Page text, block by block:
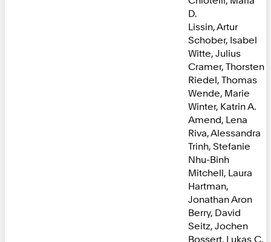
D.
Lissin, Artur
Schober, Isabel
Witte, Julius
Cramer, Thorsten
Riedel, Thomas
Wende, Marie
Winter, Katrin A.
Amend, Lena
Riva, Alessandra
Trinh, Stefanie
Nhu-Binh
Mitchell, Laura
Hartman,
Jonathan Aron
Berry, David
Seitz, Jochen
Bossert, Lukas C.